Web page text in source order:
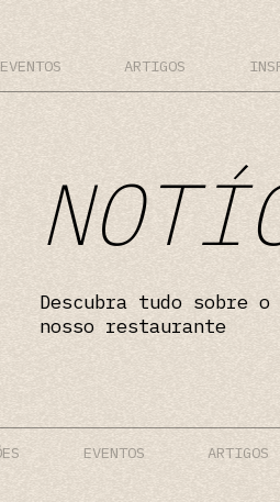
EVENTOS ARTIGOS
Descubra tudo sobre o
nosso restaurante
EVENTOS ARTIGOS